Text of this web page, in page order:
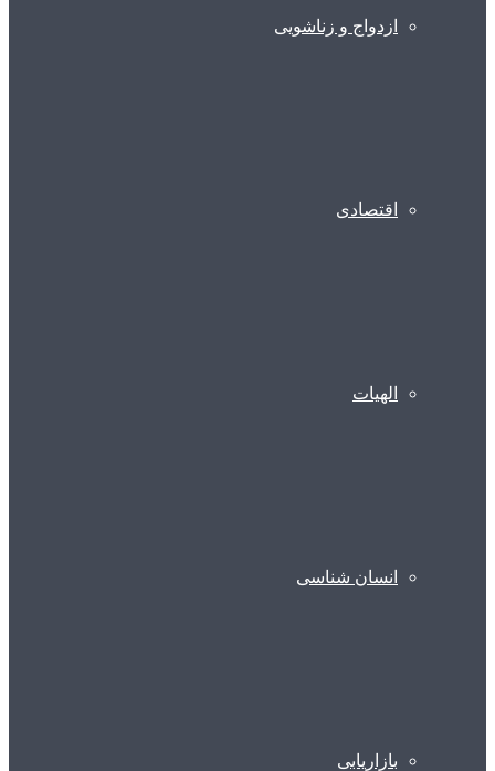
ازدواج و زناشویی
اقتصادی
الهیات
انسان شناسی
بازاریابی